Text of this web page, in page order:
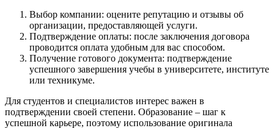
Выбор компании: оцените репутацию и отзывы об
организации, предоставляющей услуги.
Подтверждение оплаты: после заключения договора
проводится оплата удобным для вас способом.
Получение готового документа: подтверждение
успешного завершения учебы в университете, институте
или техникуме.
Для студентов и специалистов интерес важен в
подтверждении своей степени. Образование – шаг к
успешной карьере, поэтому использование оригинала